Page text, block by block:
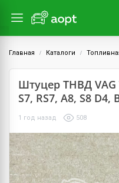
Главная Каталоги Топливная и
Штуцер ТНВД VAG
S7, RS7, A8, S8
1 год назад 508